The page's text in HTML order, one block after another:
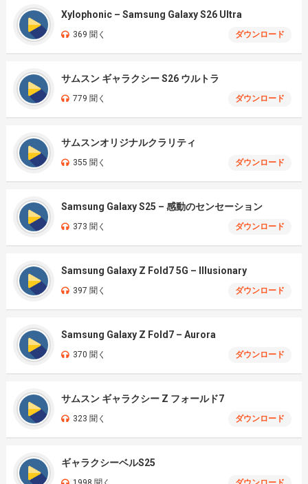
Xylophonic – Samsung Galaxy S26 Ultra
369 聞く ダウンロード
サムスン ギャラクシー S26 ウルトラ
779 聞く ダウンロード
サムスンオリジナルクラリティ
355 聞く ダウンロード
Samsung Galaxy S25 – 感動のセンセーション
373 聞く ダウンロード
Samsung Galaxy Z Fold7 5G – Illusionary
397 聞く ダウンロード
Samsung Galaxy Z Fold7 – Aurora
370 聞く ダウンロード
サムスン ギャラクシー Z フォールド7
323 聞く ダウンロード
ギャラクシーベルS25